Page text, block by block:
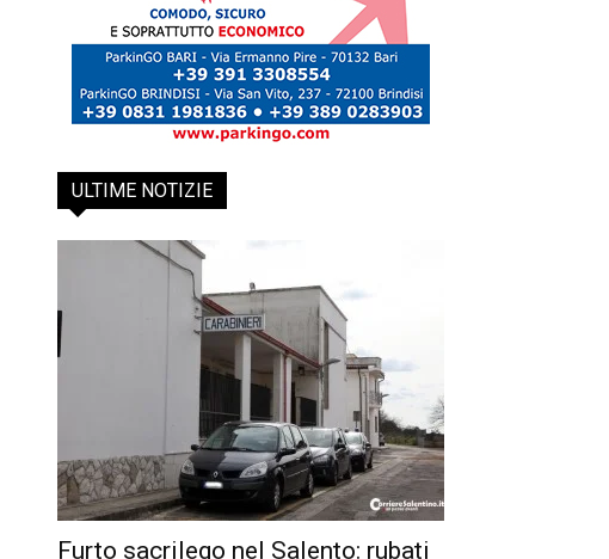
ULTIME NOTIZIE
Furto sacrilego nel Salento: rubati